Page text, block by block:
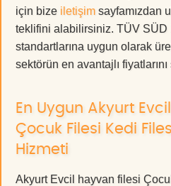
için bize iletişim sayfamızdan
teklifini alabilirsiniz. TÜV SÜD
standartlarına uygun olarak
sektörün en avantajlı
En Uygun Akyurt
Çocuk Filesi Kedi
Hizmeti
Akyurt Evcil hayvan filesi